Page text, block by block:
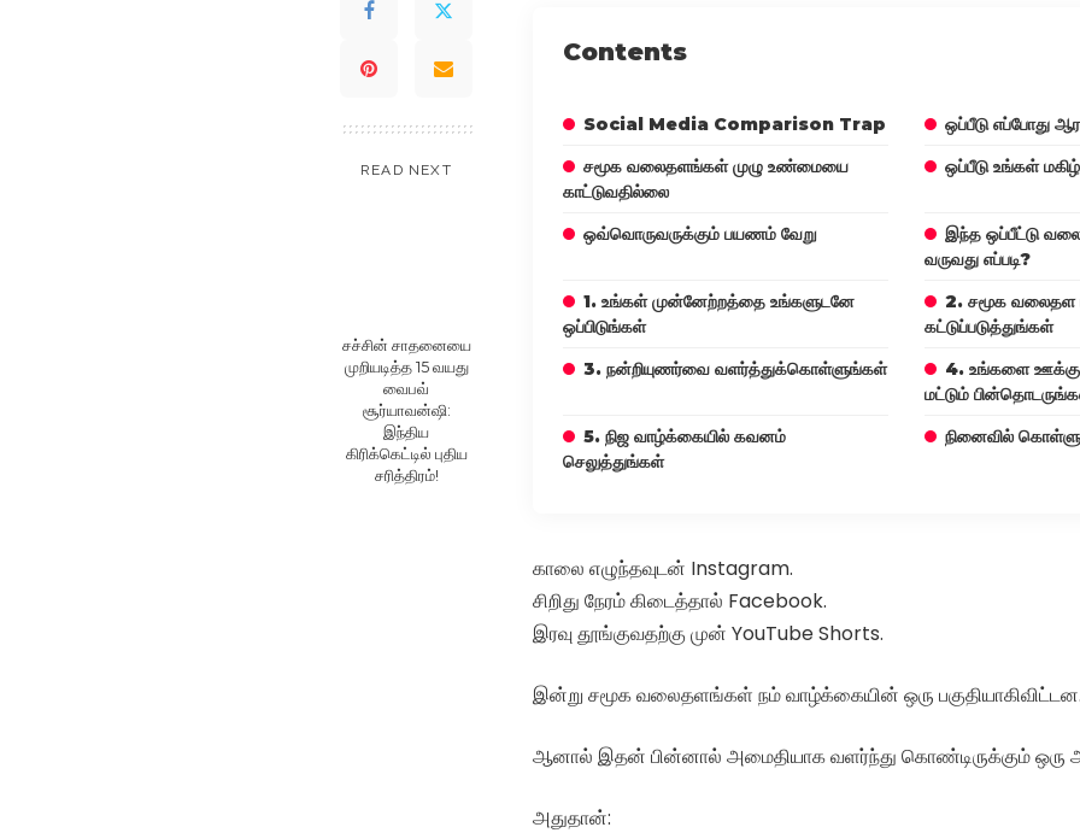
READ NEXT
சச்சின் சாதனையை
முறியடித்த 15 வயது
வைபவ்
சூர்யாவன்ஷி:
இந்திய
கிரிக்கெட்டில் புதிய
சரித்திரம்!
Contents
Social Media Comparison Trap
ஒப்பீடு எப்போது
சமூக வலைதளங்கள் முழு உண்மையை
காட்டுவதில்லை
ஒப்பீடு உங்கள்
ஒவ்வொருவருக்கும் பயணம் வேறு
இந்த ஒப்பீட்டு
வருவது எப்படி?
1. உங்கள் முன்னேற்றத்தை உங்களுடனே
ஒப்பிடுங்கள்
2. சமூக வலைதள
கட்டுப்படுத்துங்கள்
3. நன்றியுணர்வை வளர்த்துக்கொள்ளுங்கள்
4. உங்களை
மட்டும்
5. நிஜ வாழ்க்கையில் கவனம்
செலுத்துங்கள்
நினைவில்
காலை எழுந்தவுடன் Instagram.
சிறிது நேரம் கிடைத்தால் Facebook.
இரவு தூங்குவதற்கு முன் YouTube Shorts.
இன்று சமூக வலைதளங்கள் நம் வாழ்க்கையின் ஒரு பகுதியாகிவிட்டன.
ஆனால் இதன் பின்னால் அமைதியாக வளர்ந்து கொண்டிருக்கும் ஒரு
அதுதான்: